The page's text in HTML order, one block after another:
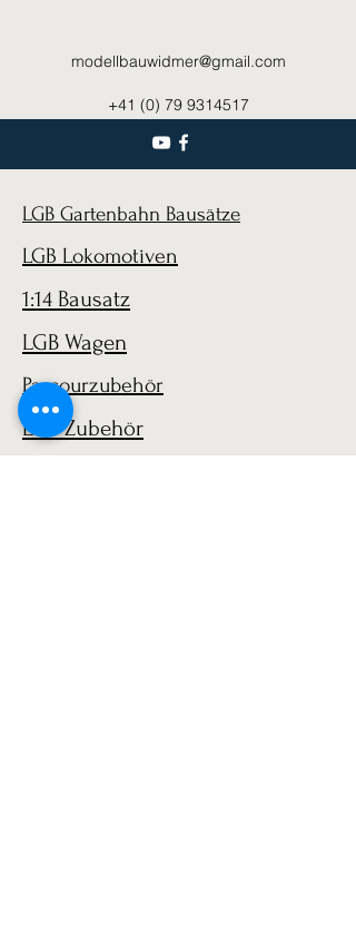
modellbauwidmer@gmail.com
+41 (0) 79 9314517
LGB Gartenbahn Bausätze
LGB Lokomotiven
1:14 Bausatz
LGB Wagen
Parcourzubehör
LGB Zubehör